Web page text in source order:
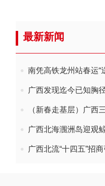
最新新闻
南凭高铁龙州站春运“
广西发现迄今已知胸
（新春走基层）广西
广西北海涠洲岛迎观
广西北流“十四五”招